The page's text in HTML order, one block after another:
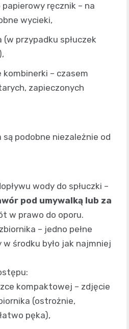
ręcznik – na
wycieki,
(w przypadku spłuczek
– czasem
zapieczonych
podobne niezależnie od
wody do spłuczki –
pod umywalką lub za
w prawo do oporu.
– jedno pełne
w środku było jak najmniej
kompaktowej – zdjęcie
(ostrożnie,
pęka),